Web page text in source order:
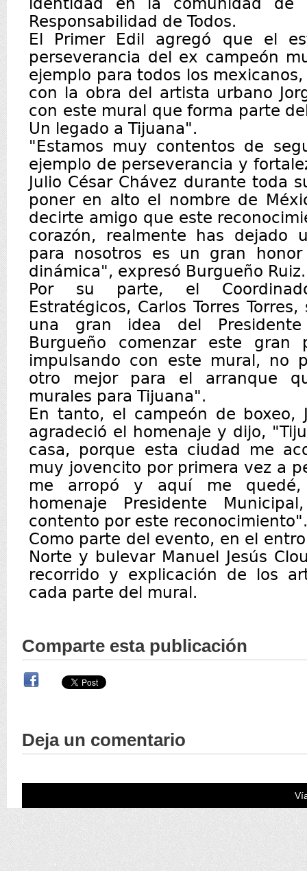
Responsabilidad de Todos.
El Primer Edil agregó que el
perseverancia del ex campeón
ejemplo para todos los
con la obra del artista urbano
con este mural que forma parte
Un legado a Tijuana".
"Estamos muy contentos de
ejemplo de perseverancia y
Julio César Chávez durante toda
poner en alto el nombre de
decirte amigo que este
corazón, realmente has dejado
para nosotros es un gran
dinámica", expresó Burgueño
Por su parte, el
Estratégicos, Carlos Torres
una gran idea del Presidente
Burgueño comenzar este gran
impulsando con este mural, no
otro mejor para el arranque
murales para Tijuana".
En tanto, el campeón de boxeo,
agradeció el homenaje y dijo,
casa, porque esta ciudad me
muy jovencito por primera vez a
me arropó y aquí me
homenaje Presidente
contento por este reconocimiento".
Como parte del evento, en el
Norte y bulevar Manuel Jesús
recorrido y explicación de los
cada parte del mural.
Comparte esta publicación
Deja un comentario